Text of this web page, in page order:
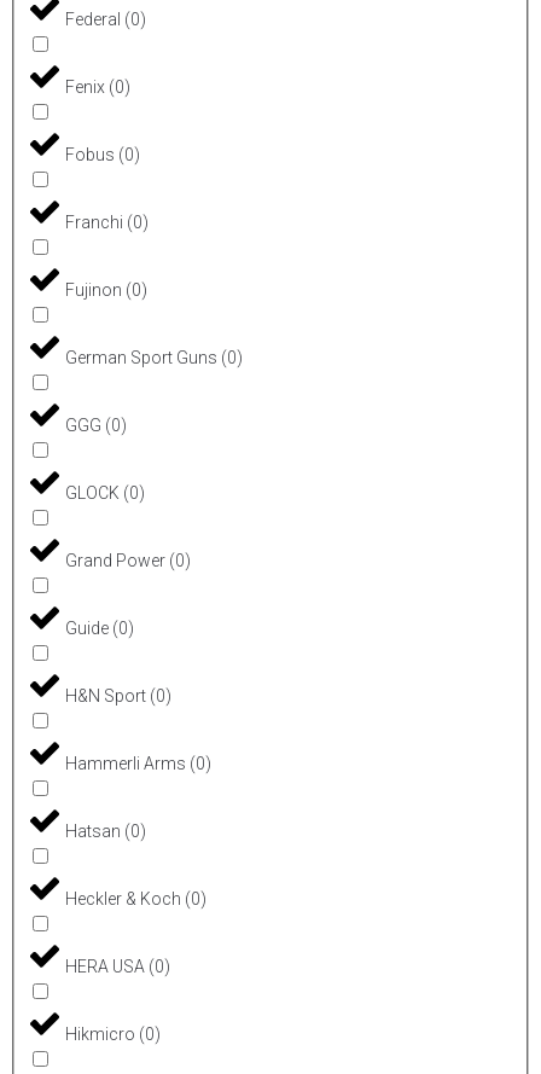
Federal (0)
Fenix (0)
Fobus (0)
Franchi (0)
Fujinon (0)
German Sport Guns (0)
GGG (0)
GLOCK (0)
Grand Power (0)
Guide (0)
H&N Sport (0)
Hammerli Arms (0)
Hatsan (0)
Heckler & Koch (0)
HERA USA (0)
Hikmicro (0)